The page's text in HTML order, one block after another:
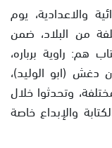
والاعدادية، يوم
من البلاد، ضمن
هم: راوية برباره،
دغش (ابو الوليد)،
وتحدثوا خلال
والإبداع خاصة